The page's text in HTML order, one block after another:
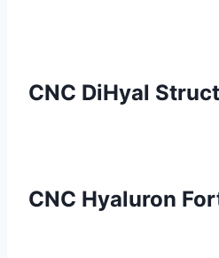
CNC DiHyal
CNC Hyaluron